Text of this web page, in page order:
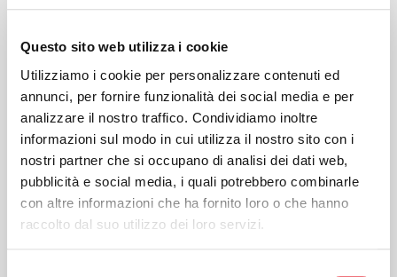
Questo sito web utilizza i cookie
Utilizziamo i cookie per personalizzare contenuti ed
annunci, per fornire funzionalità dei social media e per
analizzare il nostro traffico. Condividiamo inoltre
informazioni sul modo in cui utilizza il nostro sito con i
nostri partner che si occupano di analisi dei dati web,
pubblicità e social media, i quali potrebbero combinarle
con altre informazioni che ha fornito loro o che hanno
raccolto dal suo utilizzo dei loro servizi.
compliance e codici di condotta settoriali
collaborazione tra imprese, istituzioni e ricerca
sviluppo della sovranità digitale italiana
Dalla GenAI agli AI Agent: la